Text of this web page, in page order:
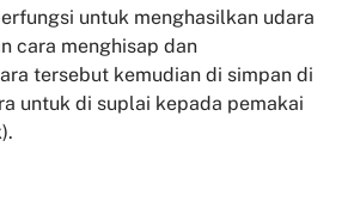
untuk menghasilkan udara
cara menghisap dan
tersebut kemudian di simpan di
untuk di suplai kepada pemakai